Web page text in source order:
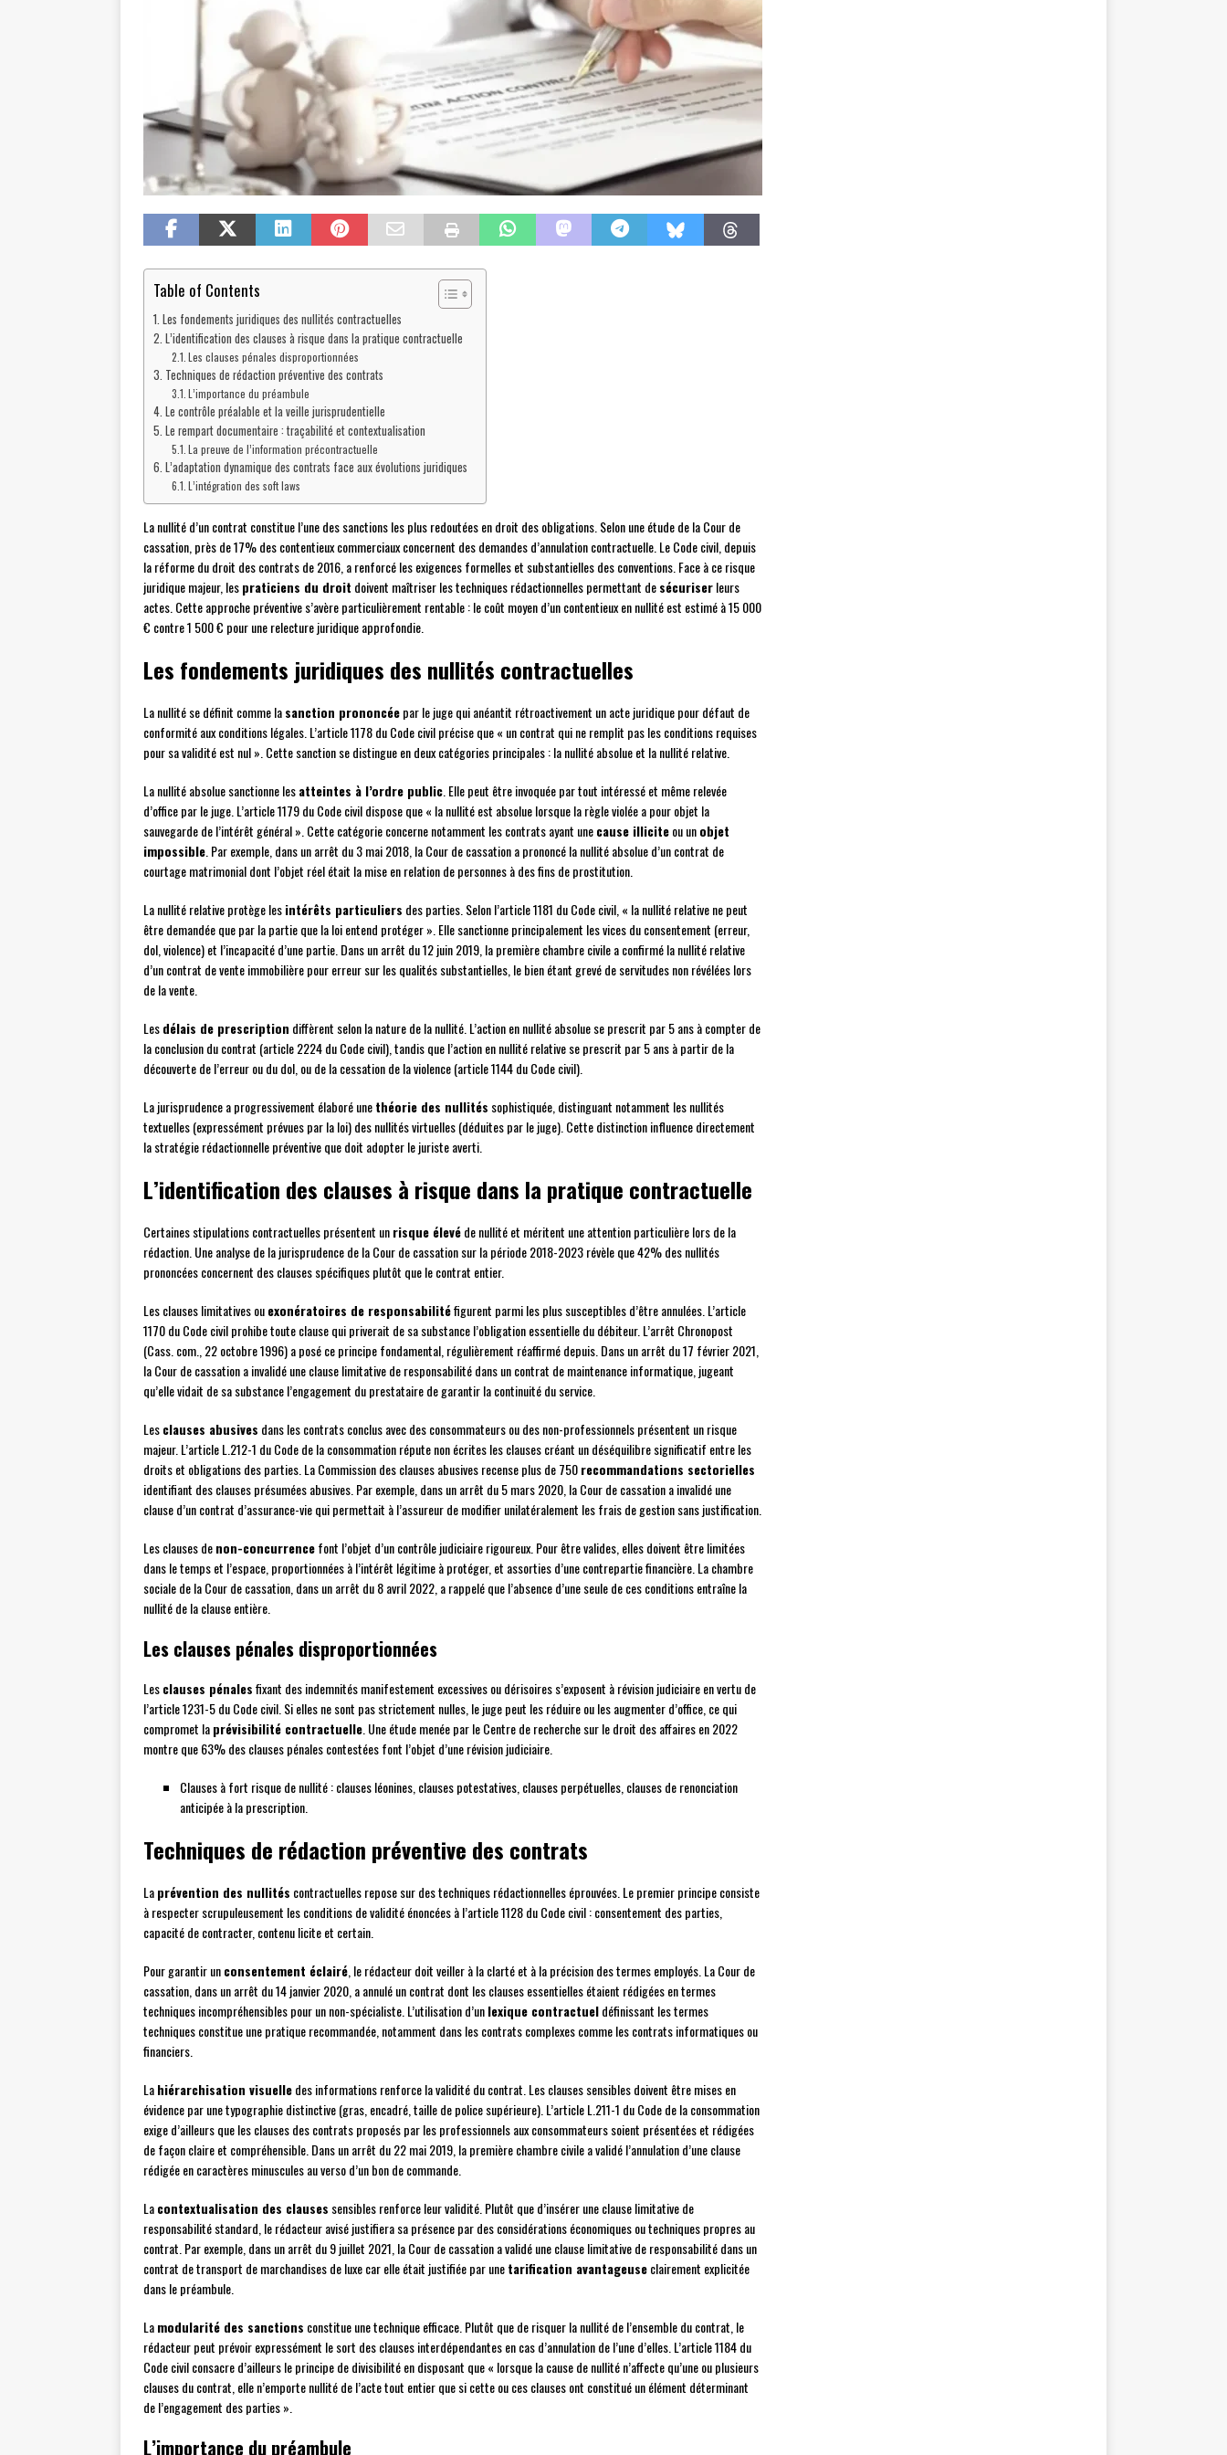
Table of Contents
Les fondements juridiques des nullités contractuelles
L’identification des clauses à risque dans la pratique contractuelle
Les clauses pénales disproportionnées
Techniques de rédaction préventive des contrats
L’importance du préambule
Le contrôle préalable et la veille jurisprudentielle
Le rempart documentaire : traçabilité et contextualisation
La preuve de l’information précontractuelle
L’adaptation dynamique des contrats face aux évolutions juridiques
L’intégration des soft laws
La nullité d’un contrat constitue l’une des sanctions les plus redoutées en droit des obligations. Selon une étude de la Cour de
cassation, près de 17% des contentieux commerciaux concernent des demandes d’annulation contractuelle. Le Code civil, depuis
la réforme du droit des contrats de 2016, a renforcé les exigences formelles et substantielles des conventions. Face à ce risque
juridique majeur, lespraticiens du droit doivent maîtriser les techniques rédactionnelles permettant desécuriserleurs
actes. Cette approche préventive s’avère particulièrement rentable : le coût moyen d’un contentieux en nullité est estimé à 15 000
€ contre 1 500 € pour une relecture juridique approfondie.
Les fondements juridiques des nullités contractuelles
La nullité se définit comme lasanction prononcéepar le juge qui anéantit rétroactivement un acte juridique pour défaut de
conformité aux conditions légales. L’article 1178 du Code civil précise que « un contrat qui ne remplit pas les conditions requises
pour sa validité est nul ». Cette sanction se distingue en deux catégories principales : la nullité absolue et la nullité relative.
La nullité absolue sanctionne lesatteintes à l’ordre public . Elle peut être invoquée par tout intéressé et même relevée
d’office par le juge. L’article 1179 du Code civil dispose que « la nullité est absolue lorsque la règle violée a pour objet la
sauvegarde de l’intérêt général ». Cette catégorie concerne notamment les contrats ayant unecause illiciteou unobjet
impossible . Par exemple, dans un arrêt du 3 mai 2018, la Cour de cassation a prononcé la nullité absolue d’un contrat de
courtage matrimonial dont l’objet réel était la mise en relation de personnes à des fins de prostitution.
La nullité relative protège lesintérêts particuliers des parties. Selon l’article 1181 du Code civil, « la nullité relative ne peut
être demandée que par la partie que la loi entend protéger ». Elle sanctionne principalement les vices du consentement (erreur,
dol, violence) et l’incapacité d’une partie. Dans un arrêt du 12 juin 2019, la première chambre civile a confirmé la nullité relative
d’un contrat de vente immobilière pour erreur sur les qualités substantielles, le bien étant grevé de servitudes non révélées lors
de la vente.
Lesdélais de prescription diffèrent selon la nature de la nullité. L’action en nullité absolue se prescrit par 5 ans à compter de
la conclusion du contrat (article 2224 du Code civil), tandis que l’action en nullité relative se prescrit par 5 ans à partir de la
découverte de l’erreur ou du dol, ou de la cessation de la violence (article 1144 du Code civil).
La jurisprudence a progressivement élaboré unethéorie des nullités sophistiquée, distinguant notamment les nullités
textuelles (expressément prévues par la loi) des nullités virtuelles (déduites par le juge). Cette distinction influence directement
la stratégie rédactionnelle préventive que doit adopter le juriste averti.
L’identification des clauses à risque dans la pratique contractuelle
Certaines stipulations contractuelles présentent unrisque élevéde nullité et méritent une attention particulière lors de la
rédaction. Une analyse de la jurisprudence de la Cour de cassation sur la période 2018-2023 révèle que 42% des nullités
prononcées concernent des clauses spécifiques plutôt que le contrat entier.
Les clauses limitatives ouexonératoires de responsabilitéfigurent parmi les plus susceptibles d’être annulées. L’article
1170 du Code civil prohibe toute clause qui priverait de sa substance l’obligation essentielle du débiteur. L’arrêt Chronopost
(Cass. com., 22 octobre 1996) a posé ce principe fondamental, régulièrement réaffirmé depuis. Dans un arrêt du 17 février 2021,
la Cour de cassation a invalidé une clause limitative de responsabilité dans un contrat de maintenance informatique, jugeant
qu’elle vidait de sa substance l’engagement du prestataire de garantir la continuité du service.
Lesclauses abusives dans les contrats conclus avec des consommateurs ou des non-professionnels présentent un risque
majeur. L’article L.212-1 du Code de la consommation répute non écrites les clauses créant un déséquilibre significatif entre les
droits et obligations des parties. La Commission des clauses abusives recense plus de 750recommandations sectorielles
identifiant des clauses présumées abusives. Par exemple, dans un arrêt du 5 mars 2020, la Cour de cassation a invalidé une
clause d’un contrat d’assurance-vie qui permettait à l’assureur de modifier unilatéralement les frais de gestion sans justification.
Les clauses denon-concurrencefont l’objet d’un contrôle judiciaire rigoureux. Pour être valides, elles doivent être limitées
dans le temps et l’espace, proportionnées à l’intérêt légitime à protéger, et assorties d’une contrepartie financière. La chambre
sociale de la Cour de cassation, dans un arrêt du 8 avril 2022, a rappelé que l’absence d’une seule de ces conditions entraîne la
nullité de la clause entière.
Les clauses pénales disproportionnées
Lesclauses pénalesfixant des indemnités manifestement excessives ou dérisoires s’exposent à révision judiciaire en vertu de
l’article 1231-5 du Code civil. Si elles ne sont pas strictement nulles, le juge peut les réduire ou les augmenter d’office, ce qui
compromet laprévisibilité contractuelle . Une étude menée par le Centre de recherche sur le droit des affaires en 2022
montre que 63% des clauses pénales contestées font l’objet d’une révision judiciaire.
Clauses à fort risque de nullité : clauses léonines, clauses potestatives, clauses perpétuelles, clauses de renonciation
anticipée à la prescription.
Techniques de rédaction préventive des contrats
Laprévention des nullités contractuelles repose sur des techniques rédactionnelles éprouvées. Le premier principe consiste
à respecter scrupuleusement les conditions de validité énoncées à l’article 1128 du Code civil : consentement des parties,
capacité de contracter, contenu licite et certain.
Pour garantir unconsentement éclairé , le rédacteur doit veiller à la clarté et à la précision des termes employés. La Cour de
cassation, dans un arrêt du 14 janvier 2020, a annulé un contrat dont les clauses essentielles étaient rédigées en termes
techniques incompréhensibles pour un non-spécialiste. L’utilisation d’unlexique contractueldéfinissant les termes
techniques constitue une pratique recommandée, notamment dans les contrats complexes comme les contrats informatiques ou
financiers.
Lahiérarchisation visuelledes informations renforce la validité du contrat. Les clauses sensibles doivent être mises en
évidence par une typographie distinctive (gras, encadré, taille de police supérieure). L’article L.211-1 du Code de la consommation
exige d’ailleurs que les clauses des contrats proposés par les professionnels aux consommateurs soient présentées et rédigées
de façon claire et compréhensible. Dans un arrêt du 22 mai 2019, la première chambre civile a validé l’annulation d’une clause
rédigée en caractères minuscules au verso d’un bon de commande.
Lacontextualisation des clauses sensibles renforce leur validité. Plutôt que d’insérer une clause limitative de
responsabilité standard, le rédacteur avisé justifiera sa présence par des considérations économiques ou techniques propres au
contrat. Par exemple, dans un arrêt du 9 juillet 2021, la Cour de cassation a validé une clause limitative de responsabilité dans un
contrat de transport de marchandises de luxe car elle était justifiée par unetarification avantageuseclairement explicitée
dans le préambule.
Lamodularité des sanctions constitue une technique efficace. Plutôt que de risquer la nullité de l’ensemble du contrat, le
rédacteur peut prévoir expressément le sort des clauses interdépendantes en cas d’annulation de l’une d’elles. L’article 1184 du
Code civil consacre d’ailleurs le principe de divisibilité en disposant que « lorsque la cause de nullité n’affecte qu’une ou plusieurs
clauses du contrat, elle n’emporte nullité de l’acte tout entier que si cette ou ces clauses ont constitué un élément déterminant
de l’engagement des parties ».
L’importance du préambule